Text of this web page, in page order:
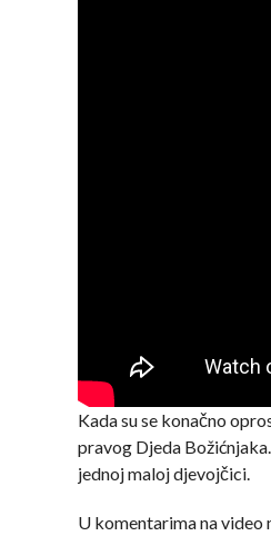
Kada su se konačno
pravog Djeda
jednoj maloj djevojčici.
U komentarima na